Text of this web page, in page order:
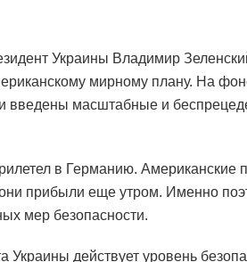
Украины Владимир
мирному плану. На
введены масштабные и
в Германию. Американские
прибыли еще утром. Именно
мер безопасности.
Украины действует уровень